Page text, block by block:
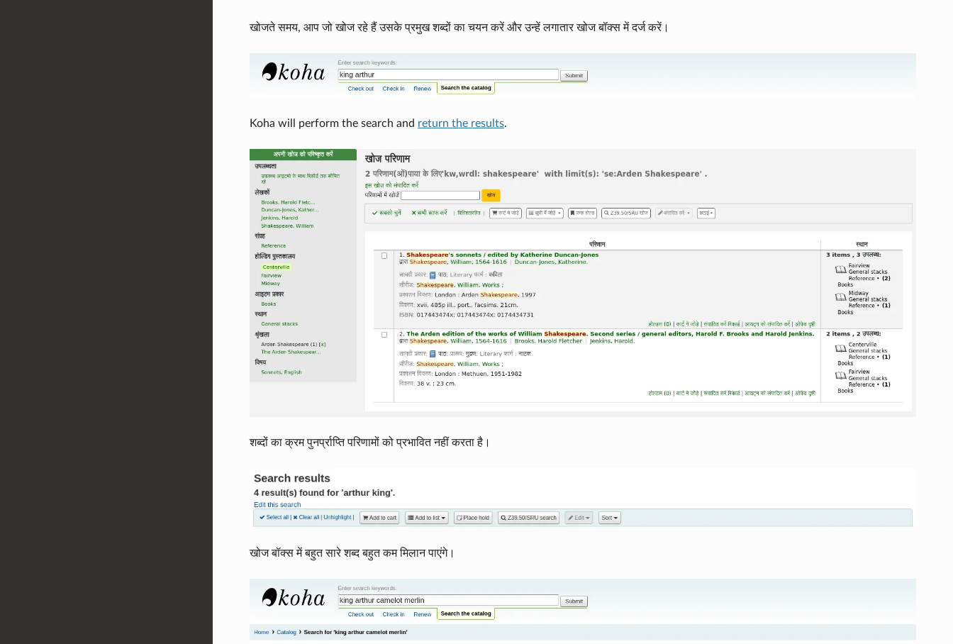
खोजते समय, आप जो खोज रहे हैं उसके प्रमुख शब्दों का चयन करें और उन्हें लगातार खोज बॉक्स में दर्ज करें।
Koha will perform the search and return the results.
शब्दों का क्रम पुनर्प्राप्ति परिणामों को प्रभावित नहीं करता है।
खोज बॉक्स में बहुत सारे शब्द बहुत कम मिलान पाएंगे।